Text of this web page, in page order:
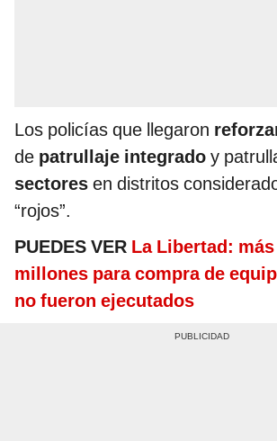
Los policías que llegaron
de patrullaje integrado y
sectores en distritos
“rojos”.
PUEDES VER La Libertad: más
millones para compra de
no fueron ejecutados